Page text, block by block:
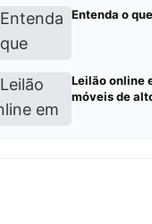
Entenda o
Leilão online
móveis de